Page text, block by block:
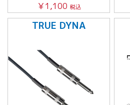
￥1,100 税込
TRUE DYNA